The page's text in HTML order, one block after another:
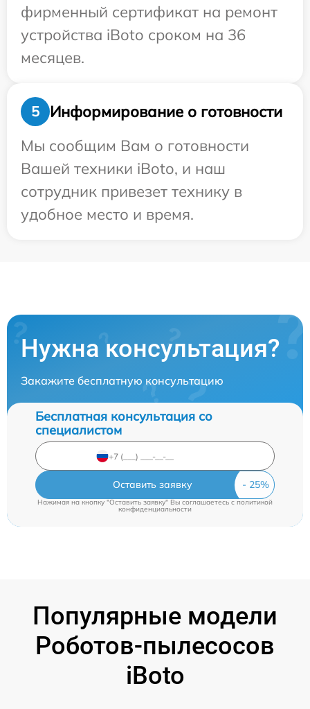
фирменный сертификат на ремонт
устройства iBoto сроком на 36
месяцев.
5
Информирование о готовности
Мы сообщим Вам о готовности
Вашей техники iBoto, и наш
сотрудник привезет технику в
удобное место и время.
Нужна консультация?
Закажите бесплатную консультацию
Бесплатная консультация со
специалистом
Оставить заявку
Нажимая на кнопку "Оставить заявку" Вы соглашаетесь c политикой
конфиденциальности
Популярные модели
Роботов-пылесосов
iBoto